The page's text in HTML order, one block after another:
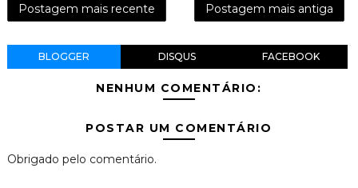
Postagem mais recente Postagem mais antiga
BLOGGER DISQUS FACEBOOK
NENHUM COMENTÁRIO:
POSTAR UM COMENTÁRIO
Obrigado pelo comentário.